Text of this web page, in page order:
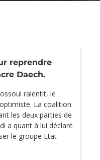
reprendre
Daech.
ralentit, le
La coalition
les deux parties de
a quant à lui déclaré
le groupe Etat